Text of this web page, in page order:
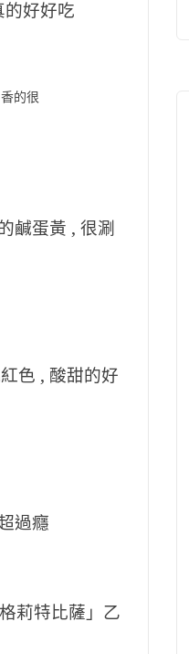
的好好吃
的很
鹹蛋黃 , 很涮
色 , 酸甜的好
過癮
莉特比薩」乙